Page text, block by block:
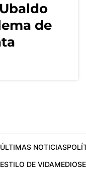
de
ÚLTIMAS NOTICIAS
ESTILO DE VIDAMEDIOS